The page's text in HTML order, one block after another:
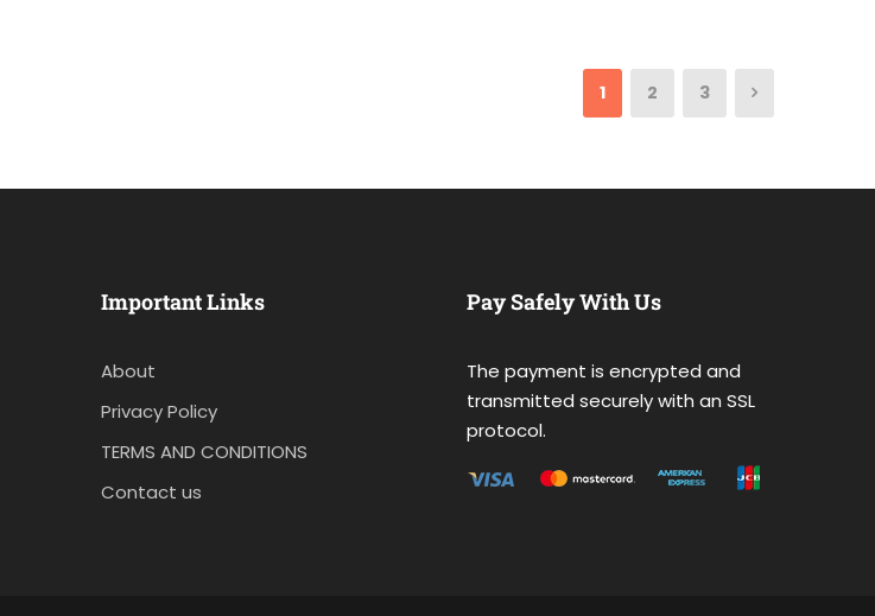
1 2 3
Important Links
About
Privacy Policy
TERMS AND CONDITIONS
Contact us
Pay Safely With Us
The payment is encrypted and
transmitted securely with an SSL
protocol.